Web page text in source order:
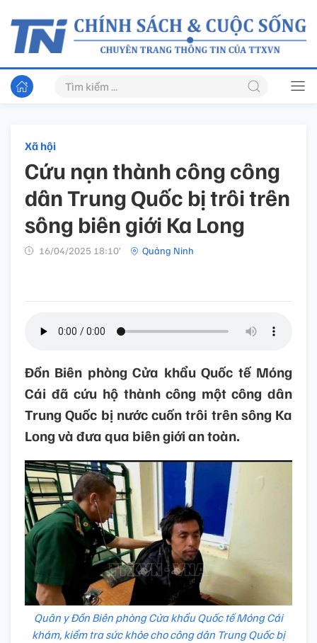
Xã hội
Cứu nạn thành công công
dân Trung Quốc bị trôi trên
sông biên giới Ka Long
16/04/2025 18:10’ Quảng Ninh
Đồn Biên phòng Cửa khẩu Quốc tế Móng
Cái đã cứu hộ thành công một công dân
Trung Quốc bị nước cuốn trôi trên sông Ka
Long và đưa qua biên giới an toàn.
Quân y Đồn Biên phòng Cửa khẩu Quốc tế Móng Cái
khám, kiểm tra sức khỏe cho công dân Trung Quốc bị